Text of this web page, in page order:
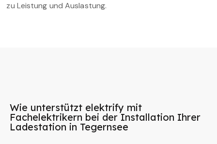
zu Leistung und Auslastung.
Wie unterstützt elektrify mit
Fachelektrikern bei der Installation Ihrer
Ladestation in Tegernsee